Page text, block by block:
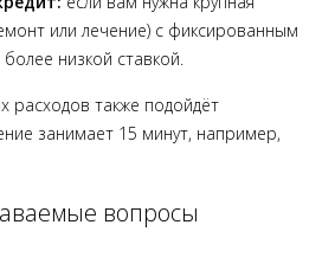
или лечение) с фиксированным
низкой ставкой.
расходов также подойдёт
занимает 15 минут, например,
вопросы